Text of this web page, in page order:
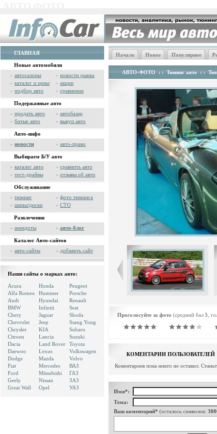
ГЛАВНАЯ
Новые автомобили
» автосалоны » новости рынка
» каталог и цены » акции
» подбор авто » сравнение
Подержанные авто
» продать авто » автобазар
» битые авто » выкуп авто
Авто-инфо
» новости » авто-право
Выбираем Б/У авто
» каталог авто » сравнить авто
» тест-драйвы » отзывы об авто
Обслуживание
» тюнинг » фото тюнинга
» шины/диски » СТО
Развлечения
» анекдоты » авто-блог
Каталог Авто-сайтов
» авто-сайты » добавить сайт
Наши сайты о марках авто:
Acura
Alfa Romeo
Audi
BMW
Chery
Chevrolet
Chrysler
Citroen
Dacia
Daewoo
Dodge
Fiat
Ford
Geely
Great Wall
Honda
Hummer
Hyundai
Infiniti
Jaguar
Jeep
KIA
Lancia
Land Rover
Lexus
Mazda
Mercedes
Mitsubishi
Nissan
Opel
Peugeot
Porsche
Renault
Seat
Skoda
Ssang Yong
Subaru
Suzuki
Toyota
Volkswagen
Volvo
ВАЗ
ГАЗ
ЗАЗ
УАЗ
Начало Новое Популярное
АВТО-ФОТО : : Тюнинг авто : :
Проголосуйте за фото (средний бал 5 ,
КОМЕНТАРИИ ПОЛЬЗОВАТЕЛЕЙ
Коментариев пока никто не оставил.
Имя*:
Тема:
Ваш коментарий* (осталось символов: